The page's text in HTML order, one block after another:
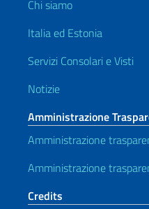
Chi siamo
Italia ed Estonia
Servizi Consolari e Visti
Notizie
Amministrazione
Amministrazione
Amministrazione
Credits